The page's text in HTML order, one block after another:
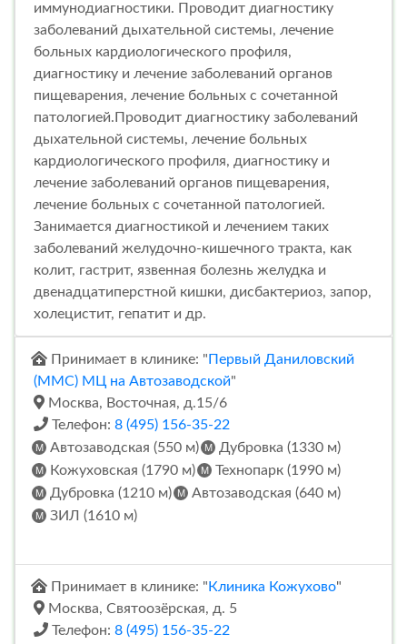
иммунодиагностики. Проводит диагностику
заболеваний дыхательной системы, лечение
больных кардиологического профиля,
диагностику и лечение заболеваний органов
пищеварения, лечение больных с сочетанной
патологией.Проводит диагностику заболеваний
дыхательной системы, лечение больных
кардиологического профиля, диагностику и
лечение заболеваний органов пищеварения,
лечение больных с сочетанной патологией.
Занимается диагностикой и лечением таких
заболеваний желудочно-кишечного тракта, как
колит, гастрит, язвенная болезнь желудка и
двенадцатиперстной кишки, дисбактериоз, запор,
холецистит, гепатит и др.
Принимает в клинике: " Первый Даниловский
(ММС) МЦ на Автозаводской"
Москва, Восточная, д.15/6
Телефон: 8 (495) 156-35-22
Автозаводская (550 м)
Дубровка (1330 м)
Кожуховская (1790 м)
Технопарк (1990 м)
Дубровка (1210 м)
Автозаводская (640 м)
ЗИЛ (1610 м)
Принимает в клинике: " Клиника Кожухово"
Москва, Святоозёрская, д. 5
Телефон: 8 (495) 156-35-22